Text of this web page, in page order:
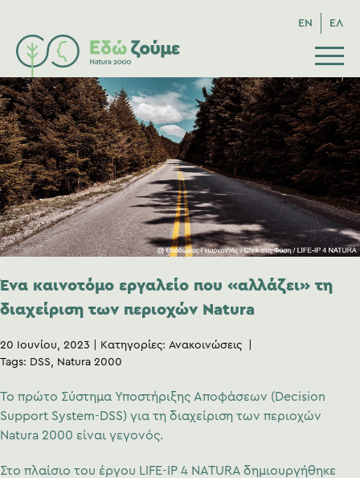
EN ΕΛ
Ένα καινοτόμο εργαλείο που «αλλάζει» τη
διαχείριση των περιοχών Natura
20 Ιουνίου, 2023 Κατηγορίες: Ανακοινώσεις
Tags: DSS Natura 2000
Το πρώτο Σύστημα Υποστήριξης Αποφάσεων (Decision
Support System-DSS) για τη διαχείριση των περιοχών
Natura 2000 είναι γεγονός.
Στο πλαίσιο του έργου LIFE-IP 4 NATURA δημιουργήθηκε